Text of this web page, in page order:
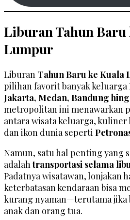
Liburan Tahun Baru
Lumpur
Liburan Tahun Baru ke Kuala
pilihan favorit banyak keluarga
Jakarta, Medan, Bandung
metropolitan ini menawarkan
antara wisata keluarga, kuliner
dan ikon dunia seperti
Namun, satu hal penting yang
adalahtransportasi selama
Padatnya wisatawan, lonjakan
keterbatasan kendaraan bisa
kurang nyaman—terutama jika
anak dan orang tua.